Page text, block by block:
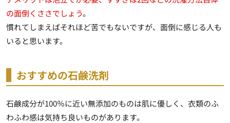
の面倒くささでしょう。
慣れてしまえばそれほど苦でもないですが、面倒に感じる人も
いると思います。
おすすめの石鹸洗剤
石鹸成分が100％に近い無添加のものは肌に優しく、衣類のふ
わふわ感は気持ち良いものがあります。